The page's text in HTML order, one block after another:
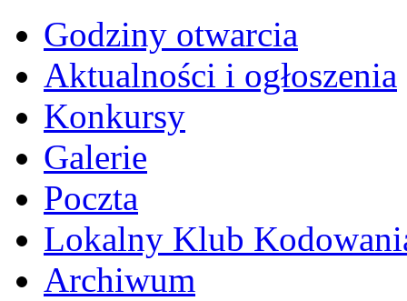
Godziny otwarcia
Aktualności i ogłoszenia
Konkursy
Galerie
Poczta
Lokalny Klub
Archiwum